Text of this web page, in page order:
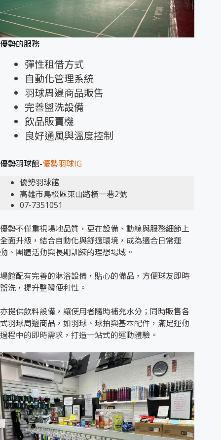
優勢的服務
彈性租借方式
自動化管理系統
羽球周邊商品販售
完善盥洗設備
飲品販賣機
良好通風與溫度控制
優勢羽球館-優勢羽球IG
優勢羽球館
高雄市鳥松區東山路橫一巷2號
07-7351051
優勢不僅重視場地品質，更在設備、動線與服務細節上
全面升級，結合自動化與舒適環境，成為適合日常運
動、團體活動與長期訓練的理想場域。
場館配有完善的淋浴設備，貼心的備品，方便球友即時
盥洗，提升整體便利性。
亦提供飲料設備，讓使用者隨時補充水分；同時販售各
式羽球周邊商品，如羽球、球拍與基本配件，滿足運動
過程中的即時需求，打造一站式的運動體驗。